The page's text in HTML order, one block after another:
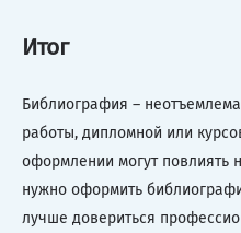
Итог
Библиография –
работы, дипломной или
оформлении могут повлиять
нужно оформить
лучше довериться